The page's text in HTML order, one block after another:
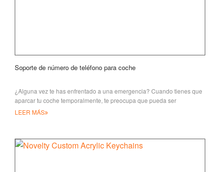
Soporte de número de teléfono para coche
¿Alguna vez te has enfrentado a una emergencia? Cuando tienes que
aparcar tu coche temporalmente, te preocupa que pueda ser
remolcado pero no puedes encontrar un
LEER MÁS